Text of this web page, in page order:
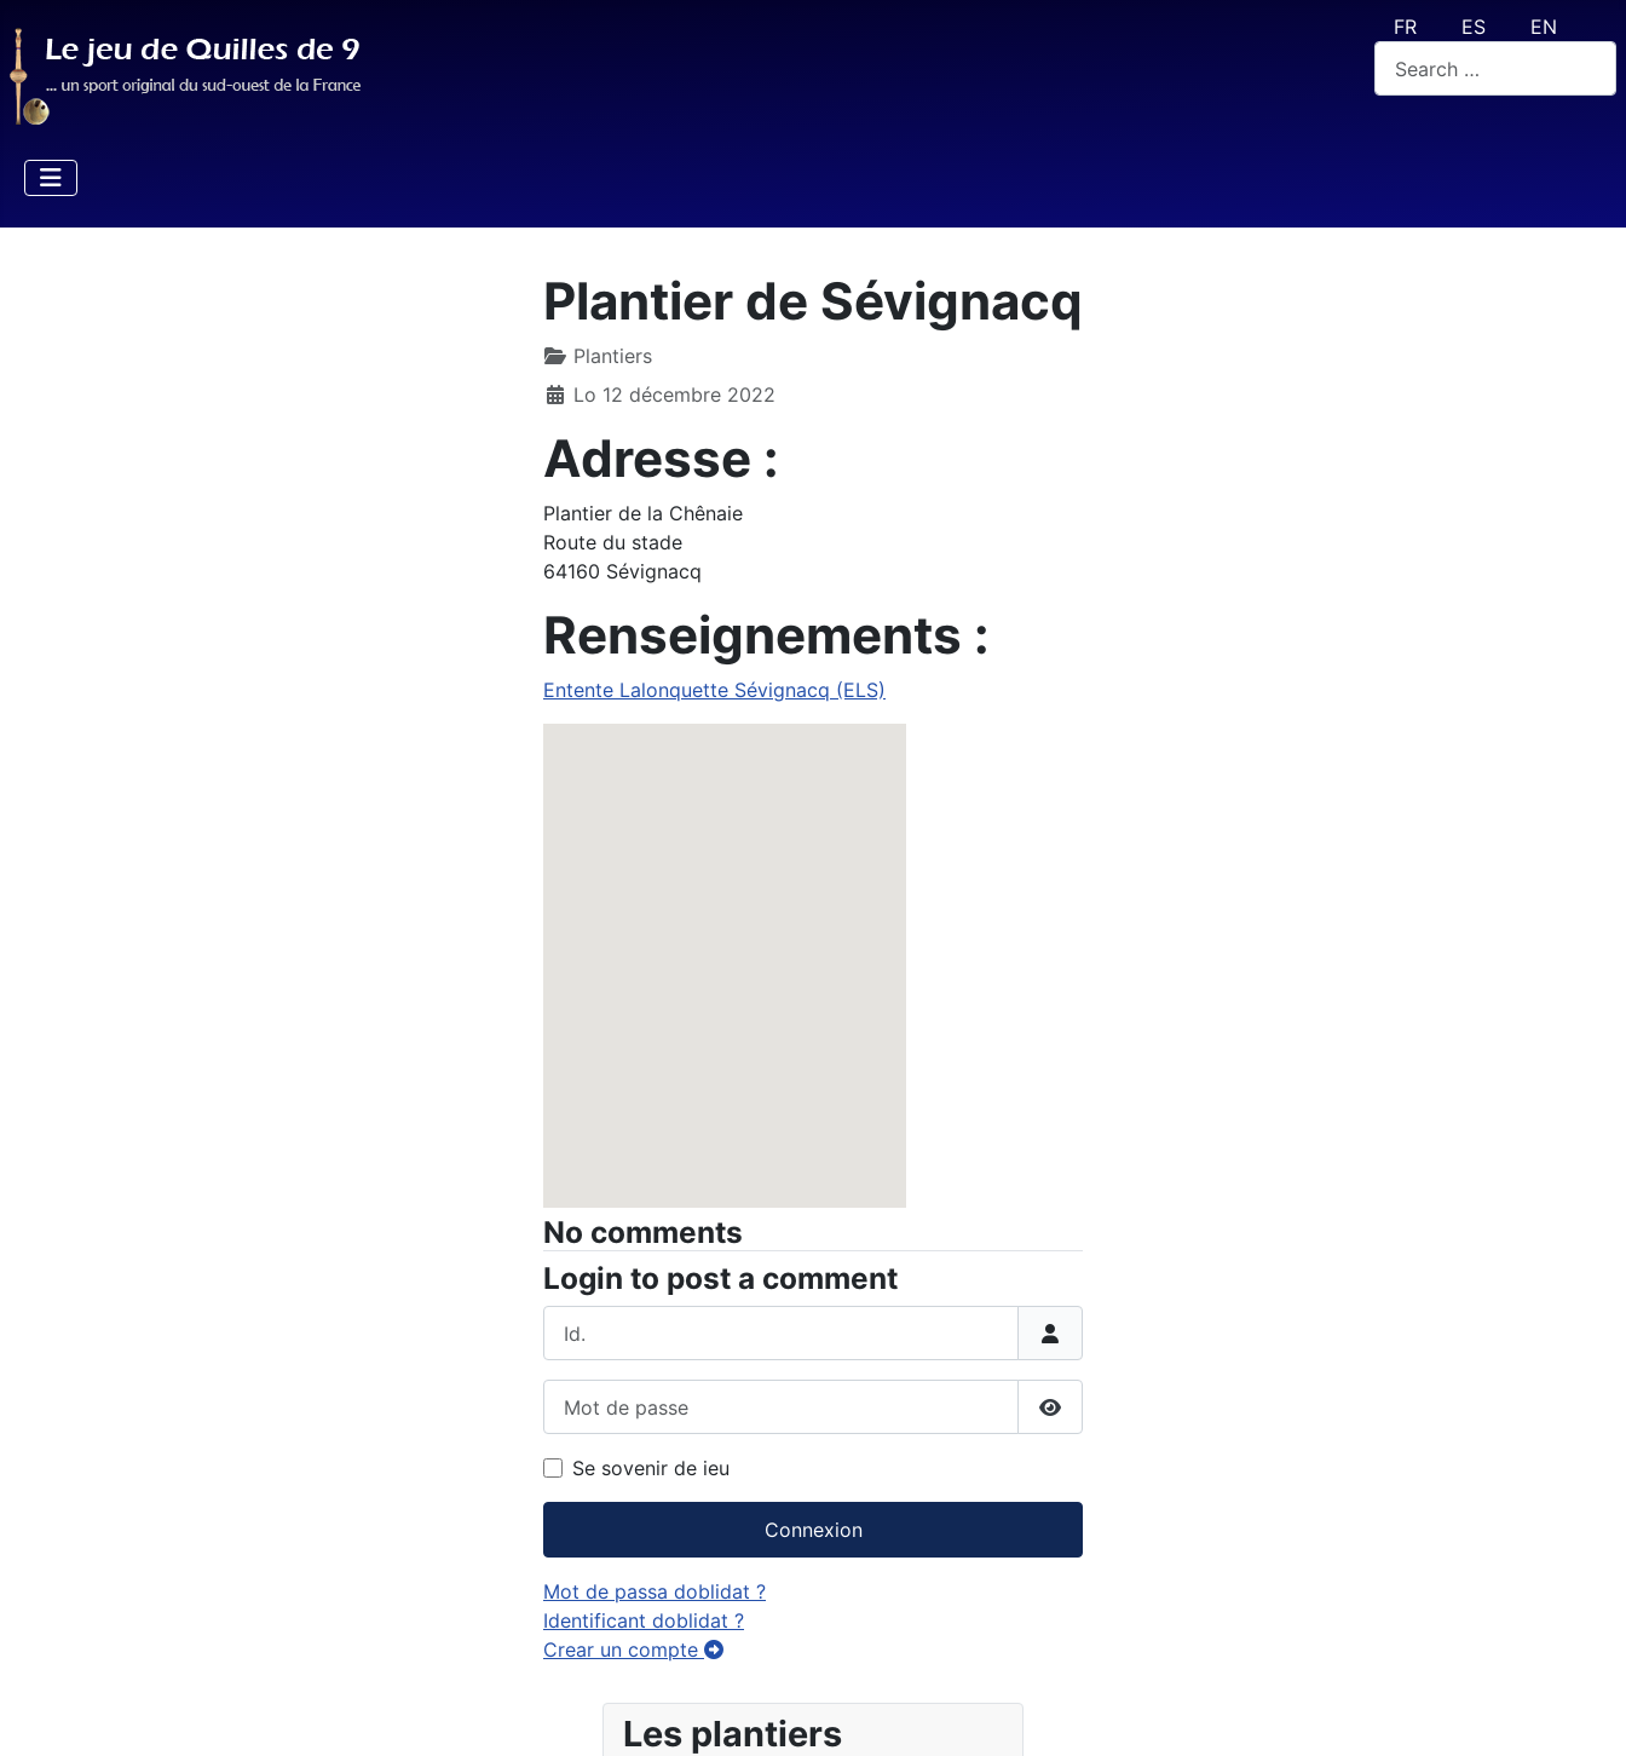
Select your language
FR ES
EN
Plantier de Sévignacq
Plantiers
Lo 12 décembre 2022
Adresse :
Plantier de la Chênaie
Route du stade
64160 Sévignacq
Renseignements :
Entente Lalonquette Sévignacq (ELS)
No comments
Login to post a comment
Afficher le mot de passe
Se sovenir de ieu
Connexion
Mot de passa doblidat ?
Identificant doblidat ?
Crear un compte
Les plantiers